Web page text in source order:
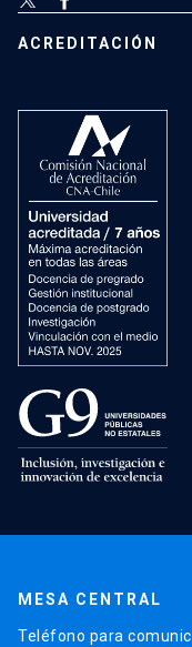
ACREDITACIÓN
MESA CENTRAL
Teléfono para